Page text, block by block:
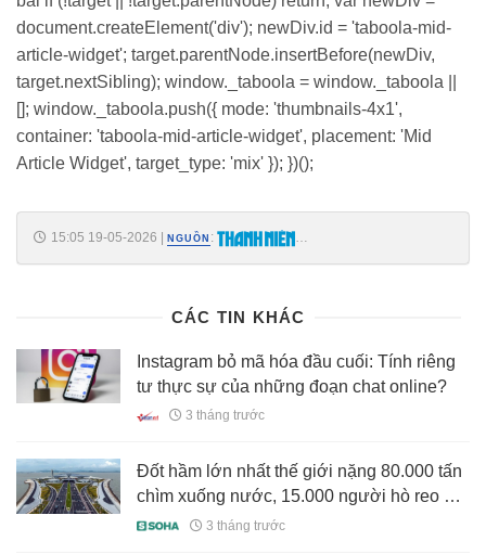
document.createElement('div'); newDiv.id = 'taboola-mid-
article-widget'; target.parentNode.insertBefore(newDiv,
target.nextSibling); window._taboola = window._taboola ||
[]; window._taboola.push({ mode: 'thumbnails-4x1',
container: 'taboola-mid-article-widget', placement: 'Mid
Article Widget', target_type: 'mix' }); })();
15:05 19-05-2026 NGUỒN :
CÁC TIN KHÁC
Instagram bỏ mã hóa đầu cuối: Tính riêng
tư thực sự của những đoạn chat online?
3 tháng trước
Đốt hầm lớn nhất thế giới nặng 80.000 tấn
chìm xuống nước, 15.000 người hò reo vì
thành công lớn, dự án 6 tỷ USD lập kỷ lục
3 tháng trước